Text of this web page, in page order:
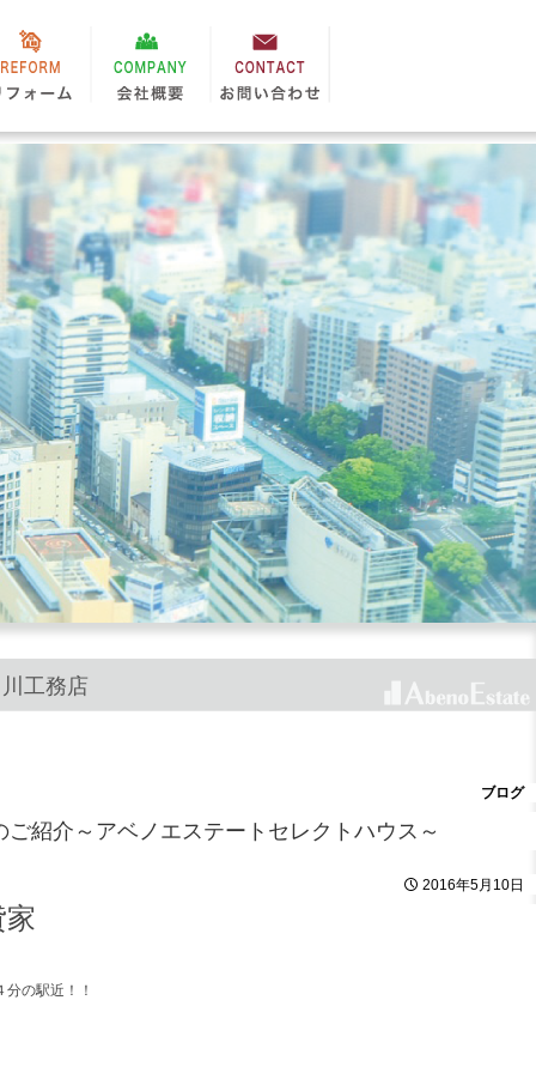
工務店
ブログ
紹介～アベノエステートセレクトハウス～
2016年5月10日
の駅近！！